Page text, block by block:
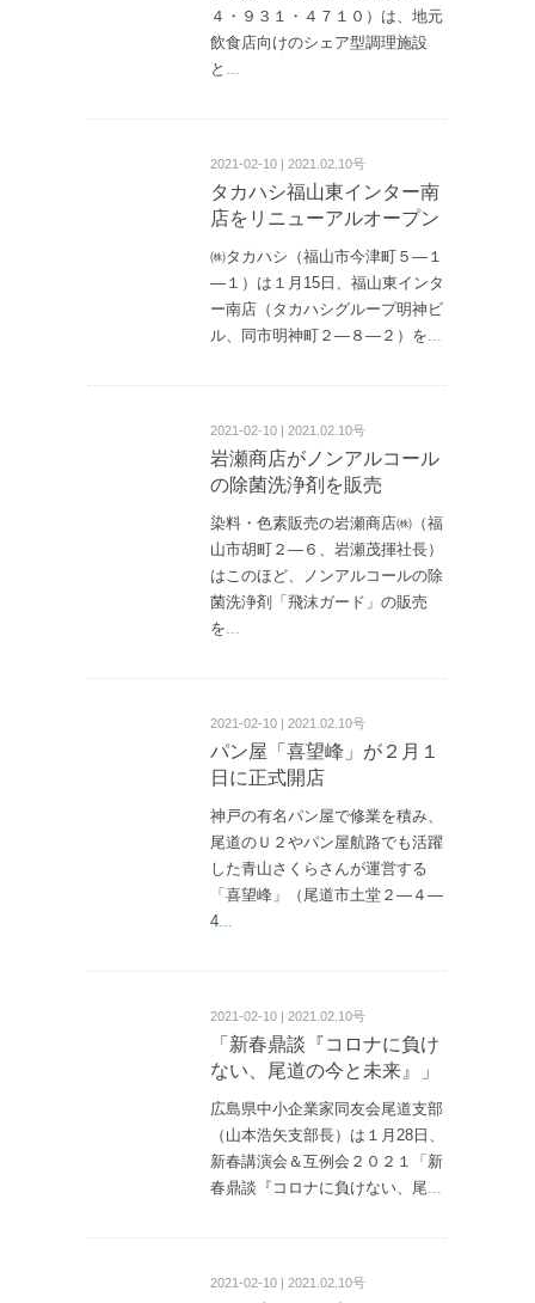
４・９３１・４７１０）は、地元
飲食店向けのシェア型調理施設
と
2021-02-10 | 2021.02.10号
タカハシ福山東インター南
店をリニューアルオープン
㈱タカハシ（福山市今津町５—１
—１）は１月15日、福山東インタ
ー南店（タカハシグループ明神ビ
ル、同市明神町２—８—２）を
2021-02-10 | 2021.02.10号
岩瀬商店がノンアルコール
の除菌洗浄剤を販売
染料・色素販売の岩瀬商店㈱（福
山市胡町２—６、岩瀬茂揮社長）
はこのほど、ノンアルコールの除
菌洗浄剤「飛沫ガード」の販売
を
2021-02-10 | 2021.02.10号
パン屋「喜望峰」が２月１
日に正式開店
神戸の有名パン屋で修業を積み、
尾道のＵ２やパン屋航路でも活躍
した青山さくらさんが運営する
「喜望峰」（尾道市土堂２—４—
4
2021-02-10 | 2021.02.10号
「新春鼎談『コロナに負け
ない、尾道の今と未来』」
広島県中小企業家同友会尾道支部
（山本浩矢支部長）は１月28日、
新春講演会＆互例会２０２１「新
春鼎談『コロナに負けない、尾
2021-02-10 | 2021.02.10号